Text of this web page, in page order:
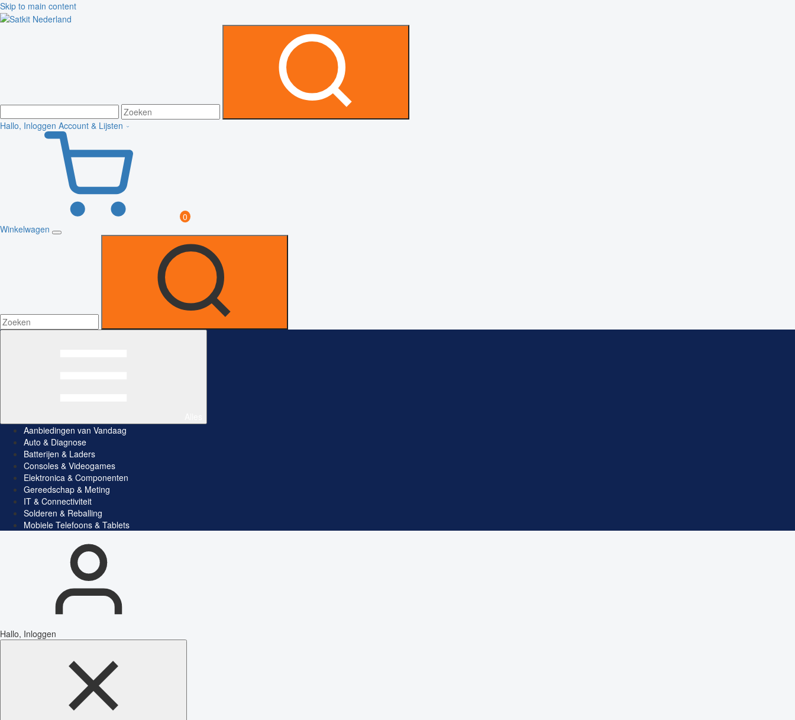
Skip to main content
Hallo, Inloggen Account & Lijsten
0
Winkelwagen
Aanbiedingen van Vandaag
Auto & Diagnose
Batterijen & Laders
Consoles & Videogames
Elektronica & Componenten
Gereedschap & Meting
IT & Connectiviteit
Solderen & Reballing
Mobiele Telefoons & Tablets
Hallo, Inloggen